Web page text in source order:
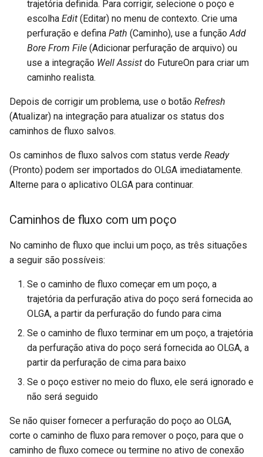
trajetória definida. Para corrigir, selecione o poço e
escolha Edit (Editar) no menu de contexto. Crie uma
perfuração e defina Path (Caminho), use a funçãoAdd
Bore From File (Adicionar perfuração de arquivo) ou
use a integração Well Assist do FutureOn para criar um
caminho realista.
Depois de corrigir um problema, use o botão Refresh
(Atualizar) na integração para atualizar os status dos
caminhos de fluxo salvos.
Os caminhos de fluxo salvos com status verde Ready
(Pronto) podem ser importados do OLGA imediatamente.
Alterne para o aplicativo OLGA para continuar.
Caminhos de fluxo com um poço
No caminho de fluxo que inclui um poço, as três situações
a seguir são possíveis:
Se o caminho de fluxo começar em um poço, a
trajetória da perfuração ativa do poço será fornecida ao
OLGA, a partir da perfuração do fundo para cima
Se o caminho de fluxo terminar em um poço, a trajetória
da perfuração ativa do poço será fornecida ao OLGA, a
partir da perfuração de cima para baixo
Se o poço estiver no meio do fluxo, ele será ignorado e
não será seguido
Se não quiser fornecer a perfuração do poço ao OLGA,
corte o caminho de fluxo para remover o poço, para que o
caminho de fluxo comece ou termine no ativo de conexão